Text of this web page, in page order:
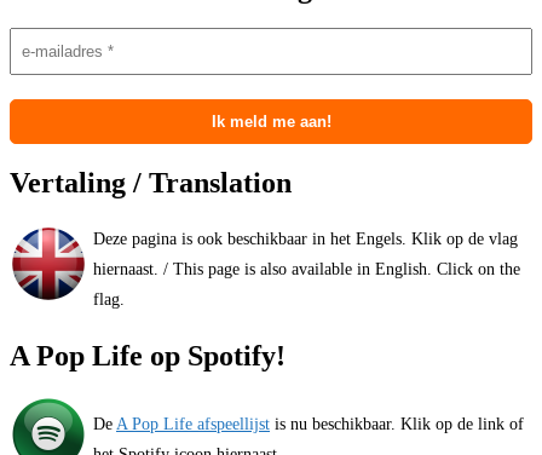
Vertaling / Translation
Deze pagina is ook beschikbaar in het Engels. Klik op de vlag
hiernaast. / This page is also available in English. Click on the
flag.
A Pop Life op Spotify!
De A Pop Life afspeellijst is nu beschikbaar. Klik op de link of